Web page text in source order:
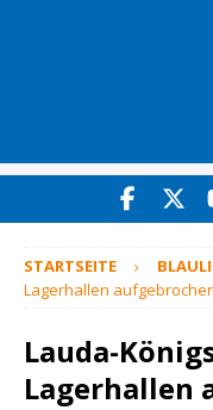
STARTSEITE
Lagerhallen
Lauda-
Lagerhallen